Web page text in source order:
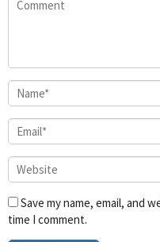
Save my name, email, and
time I comment.